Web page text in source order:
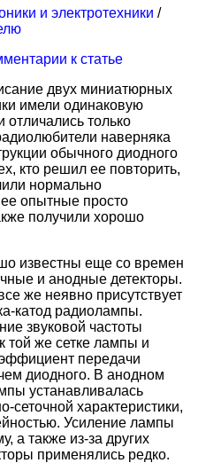
и электротехники /
к статье
двух миниатюрных
имели одинаковую
отличались только
наверняка
обычного диодного
кто решил ее повторить,
нормально
опытные просто
получили хорошо
известны еще со времен
и анодные детекторы.
же неявно присутствует
катод радиолампы.
звуковой частоты
той же сетке лампы и
передачи
диодного. В анодном
устанавливалась
сеточной характеристики,
Усиление лампы
а также из-за других
применялись редко.